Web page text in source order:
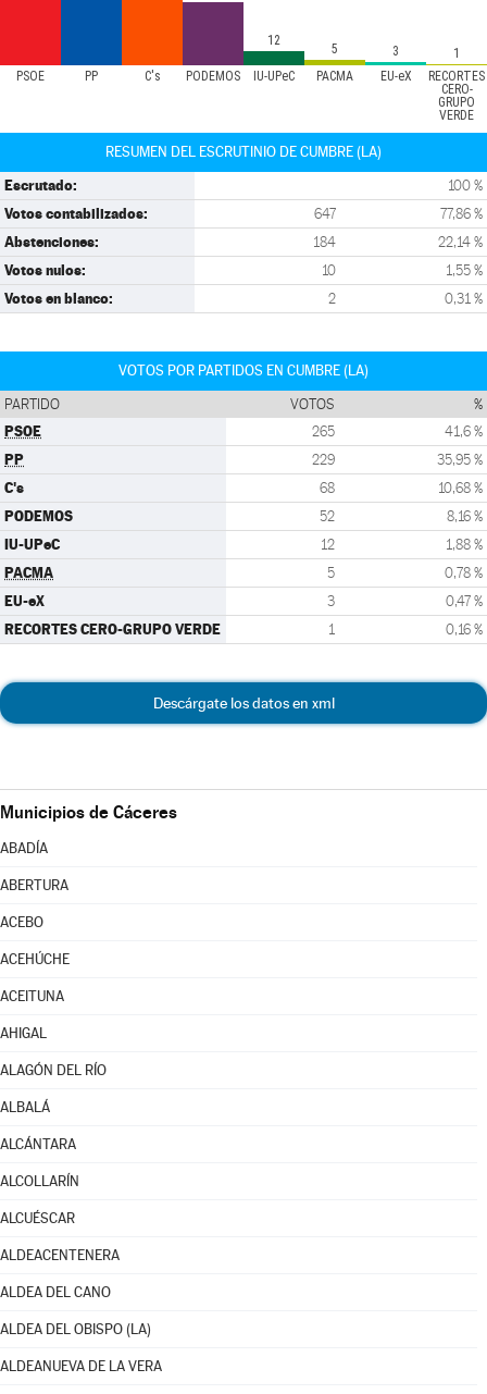
PSOE PP C's PODEMOS IU-UPeC PACMA EU-eX
RECORTES
CERO-
GRUPO
VERDE
12
5 3 1
RESUMEN DEL ESCRUTINIO DE CUMBRE (LA)
Escrutado: 100 %
Votos contabilizados: 647 77,86 %
Abstenciones: 184 22,14 %
Votos nulos: 10 1,55 %
Votos en blanco: 2 0,31 %
VOTOS POR PARTIDOS EN CUMBRE (LA)
PARTIDO VOTOS %
PSOE 265 41,6 %
PP 229 35,95 %
C's 68 10,68 %
PODEMOS 52 8,16 %
IU-UPeC 12 1,88 %
PACMA 5 0,78 %
EU-eX 3 0,47 %
RECORTES CERO-GRUPO VERDE 1 0,16 %
Descárgate los datos en xml
Municipios de Cáceres
ABADÍA
ABERTURA
ACEBO
ACEHÚCHE
ACEITUNA
AHIGAL
ALAGÓN DEL RÍO
ALBALÁ
ALCÁNTARA
ALCOLLARÍN
ALCUÉSCAR
ALDEACENTENERA
ALDEA DEL CANO
ALDEA DEL OBISPO (LA)
ALDEANUEVA DE LA VERA